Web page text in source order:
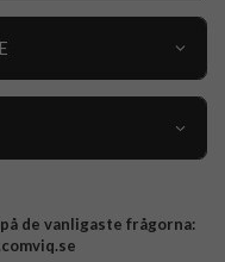
de vanligaste frågorna: